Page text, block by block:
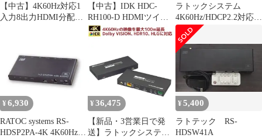
【中古】4K60Hz対応1
入力8出力HDMI分配器
【中古】IDK HDC-
RH100-D HDMIツイス
トペアケーブル延長用
受信器 4K対応
ック HDMI延長器
HDMIレシーバー 映像
伝送装置 中古オフィス
家具 EG21872
ラトックシステム
4K60Hz/HDCP2.2対応
HDMIリピーター RS-
HDRP2-4KA
¥ 6,930
RATOC systems RS-
HDSP2PA-4K 4K60Hz対
¥ 36,475
【新品・3営業日で発
送】ラトックシステム
¥5,400
ラトテック RS-
HDSW41A